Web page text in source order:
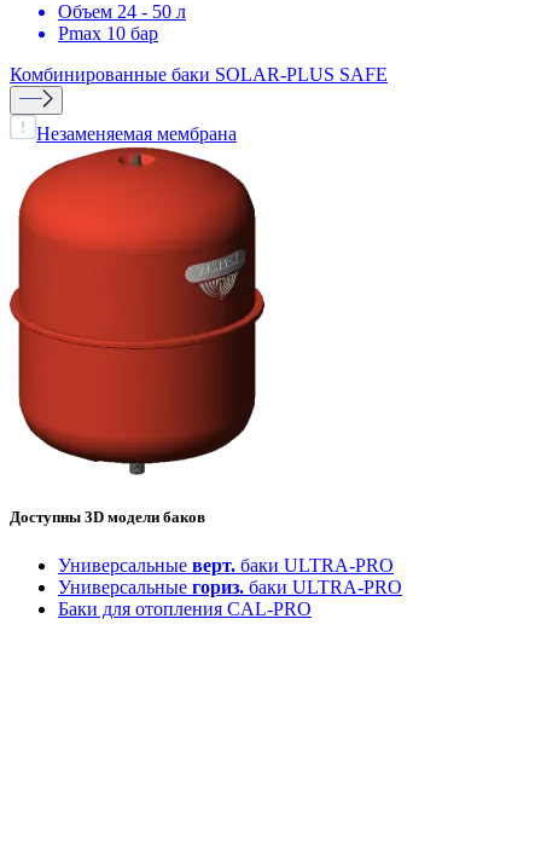
Объем 24 - 50 л
Pmax 10 бар
Комбинированные баки SOLAR-PLUS SAFE
Незаменяемая мембрана
Доступны 3D модели баков
Универсальные верт. баки ULTRA-PRO
Универсальные гориз. баки ULTRA-PRO
Баки для отопления CAL-PRO